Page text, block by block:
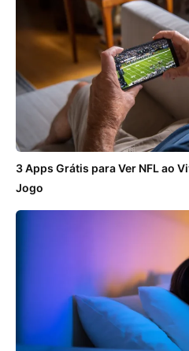
3 Apps Grátis para Ver NFL ao
Jogo